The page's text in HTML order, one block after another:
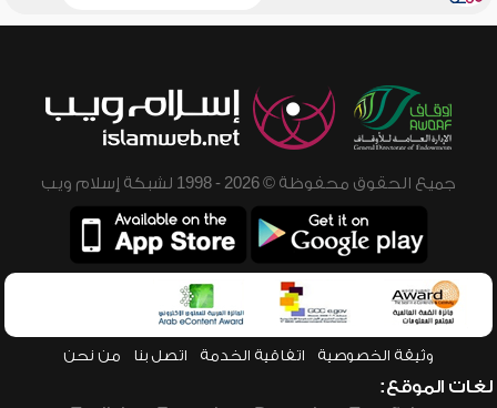
جميع الحقوق محفوظة © 2026 - 1998 لشبكة إسلام ويب
وثيقة الخصوصية اتفاقية الخدمة اتصل بنا من نحن
لغات الموقع: